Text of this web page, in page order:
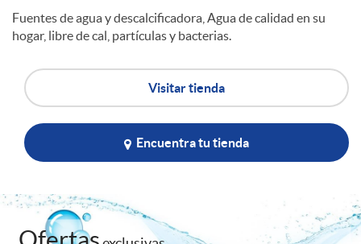
l
e
c
o
Fuentes de agua y descalcificadora, Agua de calidad en su
hogar, libre de cal, partículas y bacterias.
Visitar tienda
Encuentra tu tienda